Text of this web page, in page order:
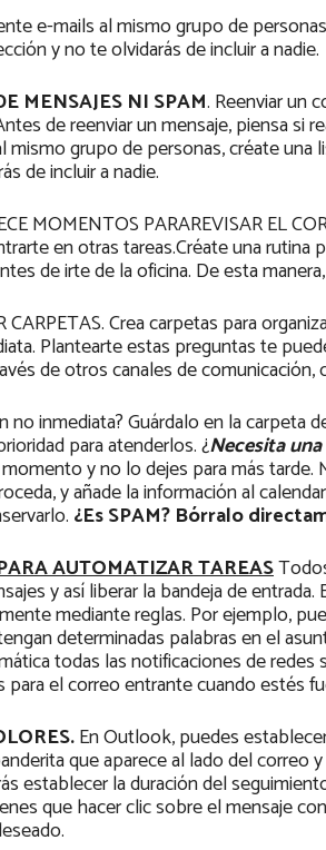
e-mails al mismo grupo de
y no te olvidarás de incluir a nadie.
MENSAJES NI SPAM. Reenviar un
de reenviar un mensaje, piensa si
grupo de personas, créate
de incluir a nadie.
MOMENTOS PARAREVISAR EL
en otras tareas.Créate una
de irte de la oficina. De esta
CARPETAS. Crea carpetas para
Plantearte estas preguntas te
de otros canales de
no inmediata? Guárdalo en la carpeta
para atenderlos. ¿Necesita
y no lo dejes para más tarde.
y añade la información al
¿Es SPAM? Bórralo
AUTOMATIZAR TAREAS
y así liberar la bandeja de
mediante reglas. Por ejemplo,
determinadas palabras en el
todas las notificaciones de
el correo entrante cuando estés
En Outlook, puedes
que aparece al lado del correo
establecer la duración del
que hacer clic sobre el mensaje